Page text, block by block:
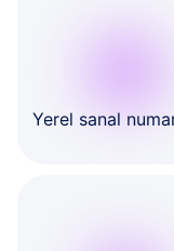
Yerel sanal